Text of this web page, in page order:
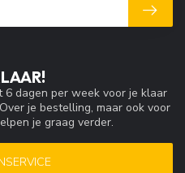
6 dagen per week voor je klaar
je bestelling, maar ook voor
je graag verder.